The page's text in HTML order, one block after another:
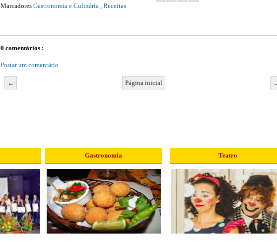
Marcadores Gastronomia e Culinária , Receitas
0 comentários :
Postar um comentário
← Página inicial
Gastronomia Teatro